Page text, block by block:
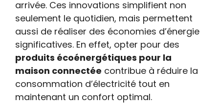
arrivée. Ces innovations simplifient non
seulement le quotidien, mais permettent
aussi de réaliser des économies d’énergie
significatives. En effet, opter pour des
produits écoénergétiques pour la
maison connectée contribue à réduire la
consommation d’électricité tout en
maintenant un confort optimal.